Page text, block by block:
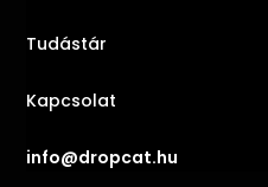
Tudástár
Kapcsolat
info@dropcat.hu